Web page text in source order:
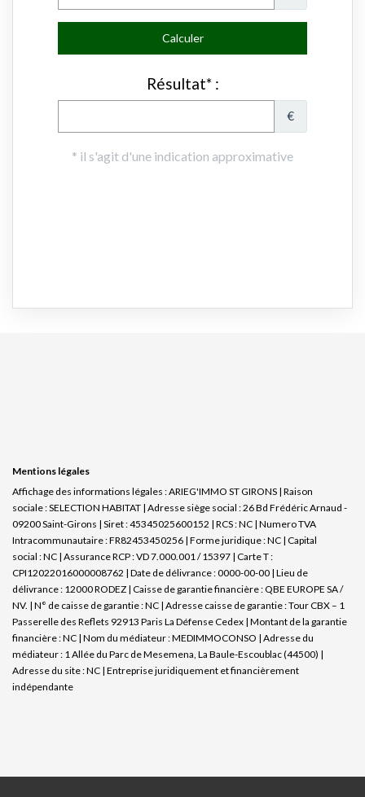
Mentions légales
Affichage des informations légales : ARIEG'IMMO ST GIRONS | Raison
sociale : SELECTION HABITAT | Adresse siège social : 26 Bd Frédéric Arnaud -
09200 Saint-Girons | Siret : 45345025600152 | RCS : NC | Numero TVA
Intracommunautaire : FR82453450256 | Forme juridique : NC | Capital
social : NC | Assurance RCP : VD 7.000.001 / 15397 | Carte T :
CPI12022016000008762 | Date de délivrance : 0000-00-00 | Lieu de
délivrance : 12000 RODEZ | Caisse de garantie financière : QBE EUROPE SA /
NV. | N° de caisse de garantie : NC | Adresse caisse de garantie : Tour CBX – 1
Passerelle des Reflets 92913 Paris La Défense Cedex | Montant de la garantie
financière : NC | Nom du médiateur : MEDIMMOCONSO | Adresse du
médiateur : 1 Allée du Parc de Mesemena, La Baule-Escoublac (44500) |
Adresse du site : NC | Entreprise juridiquement et financièrement
indépendante